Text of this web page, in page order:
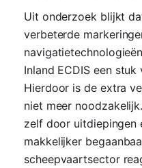
Uit onderzoek blijkt
verbeterde
Inland ECDIS een
Hierdoor is de extra
niet meer
zelf door uitdiepingen
makkelijker
scheepvaartsector